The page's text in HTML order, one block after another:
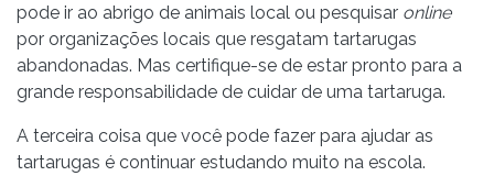
pode ir ao abrigo de animais local ou pesquisar online
por organizações locais que resgatam tartarugas
abandonadas. Mas certifique-se de estar pronto para a
grande responsabilidade de cuidar de uma tartaruga.
A terceira coisa que você pode fazer para ajudar as
tartarugas é continuar estudando muito na escola.